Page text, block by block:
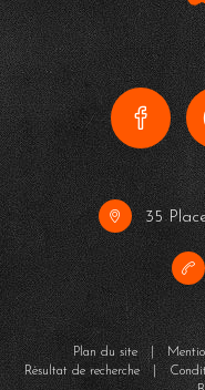
35
Plan du site|
Résultat de recherche|